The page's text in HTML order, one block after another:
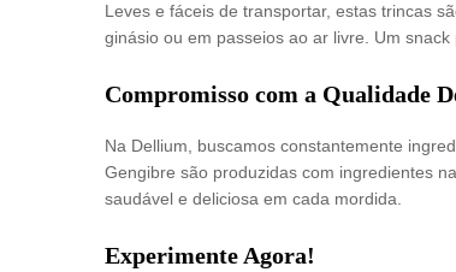
Leves e fáceis de transportar, estas trincas
ginásio ou em passeios ao ar livre. Um
Compromisso com a Qualidade
Na Dellium, buscamos constantemente
Gengibre são produzidas com ingredientes
saudável e deliciosa em cada mordida.
Experimente Agora!